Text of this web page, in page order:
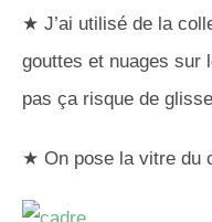
★ J’ai utilisé de la
gouttes et nuages sur
pas ça risque de
★ On pose la vitre du